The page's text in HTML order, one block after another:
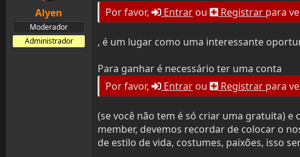
t
e
í
c
i
o
Alyen
Moderador
Administrador
Por favor, Entrar ou Registrar para
, é um lugar como uma interessante
Para ganhar é necessário ter uma conta
Por favor,
Entrar ou Registrar para
(se você não tem é só criar uma gratuita)
member, devemos recordar de colocar o
de estilo de vida, costumes, paixões, isso